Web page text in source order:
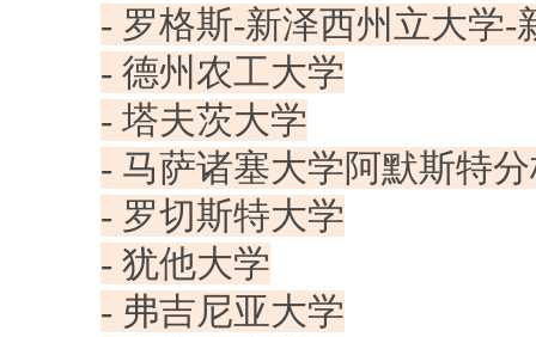
- 罗格斯-新泽西州立大学-
- 德州农工大学
- 塔夫茨大学
- 马萨诸塞大学阿默斯特
- 罗切斯特大学
- 犹他大学
- 弗吉尼亚大学